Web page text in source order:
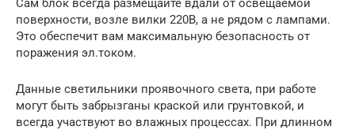
Сам блок всегда размещайте вдали от освещаемой
поверхности, возле вилки 220В, а не рядом с лампами.
Это обеспечит вам максимальную безопасность от
поражения эл.током.
Данные светильники проявочного света, при работе
могут быть забрызганы краской или грунтовкой, и
всегда участвуют во влажных процессах. При длинном